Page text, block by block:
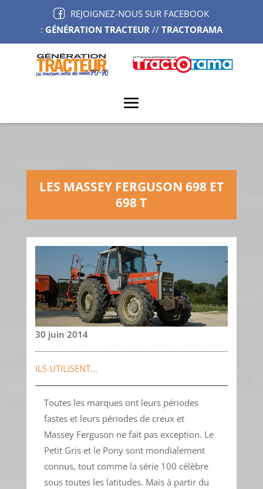
REJOIGNEZ-NOUS SUR FACEBOOK
: GÉNÉRATION TRACTEUR// TRACTORAMA
LES MASSEY FERGUSON 698 ET
698 T
30 juin 2014
ILS UTILISENT...
Toutes les marques ont leurs périodes
fastes et leurs périodes de creux et
Massey Ferguson ne fait pas exception. Le
Petit Gris et le Pony sont mondialement
connus, tout comme la série 100 célèbre
sous toutes les latitudes. Mais à partir du